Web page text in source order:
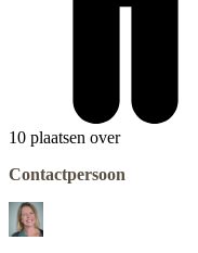
10 plaatsen over
Contactpersoon